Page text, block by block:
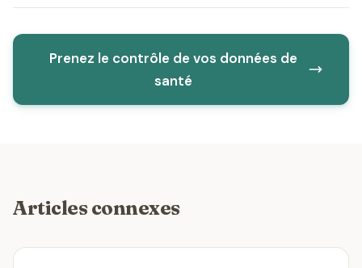
Prenez le contrôle de vos données de
santé
Articles connexes